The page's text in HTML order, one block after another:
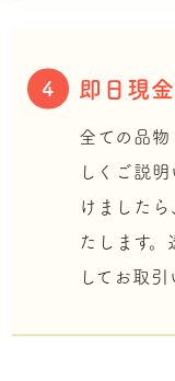
4 即日現
全ての品
しくご説
けました
たします
してお取